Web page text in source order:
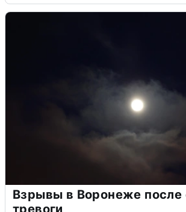
Взрывы в Воронеже после
тревоги